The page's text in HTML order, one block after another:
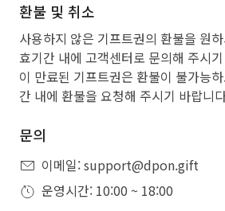
환불 및 취소
사용하지 않은 기프트권의 환불을 원
효기간 내에 고객센터로 문의해 주시
이 만료된 기프트권은 환불이 불가능
간 내에 환불을 요청해 주시기 바랍니
문의
이메일: support@dpon.gift
운영시간: 10:00 ~ 18:00